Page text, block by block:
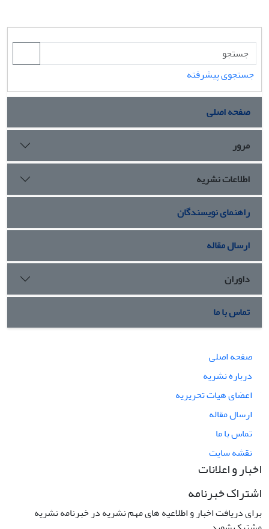
جستجوی پیشرفته
صفحه اصلی
مرور
اطلاعات نشریه
راهنمای نویسندگان
ارسال مقاله
داوران
تماس با ما
صفحه اصلی
درباره نشریه
اعضای هیات تحریریه
ارسال مقاله
تماس با ما
نقشه سایت
اخبار و اعلانات
اشتراک خبرنامه
برای دریافت اخبار و اطلاعیه های مهم نشریه در خبرنامه نشریه